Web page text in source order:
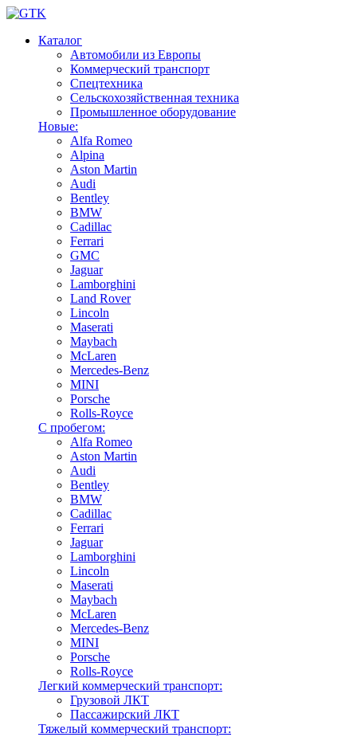
Каталог
Автомобили из Европы
Коммерческий транспорт
Спецтехника
Сельскохозяйственная техника
Промышленное оборудование
Новые:
Alfa Romeo
Alpina
Aston Martin
Audi
Bentley
BMW
Cadillac
Ferrari
GMC
Jaguar
Lamborghini
Land Rover
Lincoln
Maserati
Maybach
McLaren
Mercedes-Benz
MINI
Porsche
Rolls-Royce
С пробегом:
Alfa Romeo
Aston Martin
Audi
Bentley
BMW
Cadillac
Ferrari
Jaguar
Lamborghini
Lincoln
Maserati
Maybach
McLaren
Mercedes-Benz
MINI
Porsche
Rolls-Royce
Легкий коммерческий транспорт:
Грузовой ЛКТ
Пассажирский ЛКТ
Тяжелый коммерческий транспорт: